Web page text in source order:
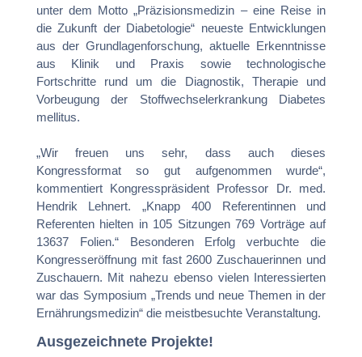
unter dem Motto „Präzisionsmedizin – eine Reise in
die Zukunft der Diabetologie“ neueste Entwicklungen
aus der Grundlagenforschung, aktuelle Erkenntnisse
aus Klinik und Praxis sowie technologische
Fortschritte rund um die Diagnostik, Therapie und
Vorbeugung der Stoffwechselerkrankung Diabetes
mellitus.
„Wir freuen uns sehr, dass auch dieses
Kongressformat so gut aufgenommen wurde“,
kommentiert Kongresspräsident Professor Dr. med.
Hendrik Lehnert. „Knapp 400 Referentinnen und
Referenten hielten in 105 Sitzungen 769 Vorträge auf
13637 Folien.“ Besonderen Erfolg verbuchte die
Kongresseröffnung mit fast 2600 Zuschauerinnen und
Zuschauern. Mit nahezu ebenso vielen Interessierten
war das Symposium „Trends und neue Themen in der
Ernährungsmedizin“ die meistbesuchte Veranstaltung.
Ausgezeichnete Projekte!